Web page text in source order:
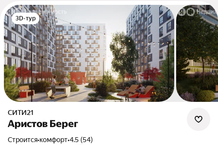
3D-тур
СИТИ21
Аристов Берег
Строится•комфорт•4.5 (54)